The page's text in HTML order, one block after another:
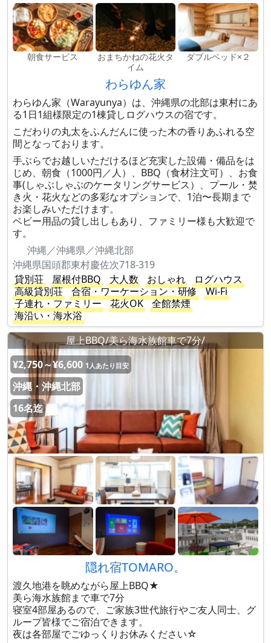
朝食サービス
おまちかねの花火タ
イム
ダブルベッド×２
わらゆん家
わらゆん家（Warayunya）は、沖縄県の北部は東村にあ
る1日1組様限定の1棟貸しログハウスの宿です。
こだわりの丸太をふんだんに使った木の香りあふれる空
間となっております。
手ぶらでお越しいただけるほど充実した設備・備品をは
じめ、朝食（1000円／人）、BBQ（食材注文可）、お食
事(しゃぶしゃぶのケータリングサービス）、プール・焚
き火・花火などの多彩なオプションで、1泊〜長期まで
お楽しみいただけます。
ベビー用品の貸し出しもあり、ファミリー様も大歓迎で
す。
沖縄／沖縄県／沖縄北部
沖縄県国頭郡東村慶佐次718-319
貸別荘
屋根付BBQ 大人数 おしゃれ
ログハウス
高級貸別荘
合宿・ワーケーション・研修
Wi-Fi
子連れ・ファミリー
花火OK
全館禁煙
海沿い・海水浴
屋上BBQ/美ら海水族館車で7分/
¥2,750～¥6,600 1人あたり目安
沖縄・沖縄北部
16名迄
隠れ宿TOMARO。
渡久地港を眺めながら屋上BBQ★
美ら海水族館まで車で7分
寝室4部屋あるので、ご家族3世代旅行やご友人同士、グ
ループ皆様でご宿泊できます。
夜は各部屋でごゆっくりお休みください☆